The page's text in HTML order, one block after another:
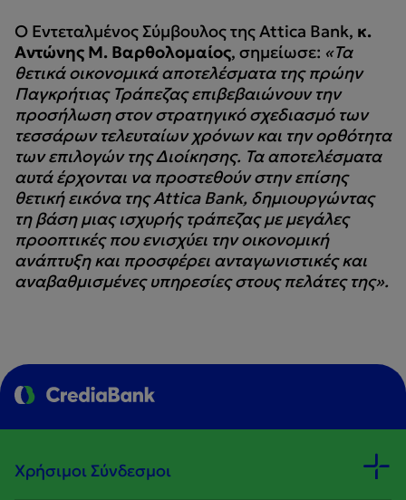
Ο Εντεταλμένος Σύμβουλος της Attica Bank, κ.
Αντώνης Μ. Βαρθολομαίος, σημείωσε: «Τα
θετικά οικονομικά αποτελέσματα της πρώην
Παγκρήτιας Τράπεζας επιβεβαιώνουν την
προσήλωση στον στρατηγικό σχεδιασμό των
τεσσάρων τελευταίων χρόνων και την ορθότητα
των επιλογών της Διοίκησης. Τα αποτελέσματα
αυτά έρχονται να προστεθούν στην επίσης
θετική εικόνα της Attica Bank, δημιουργώντας
τη βάση μιας ισχυρής τράπεζας με μεγάλες
προοπτικές που ενισχύει την οικονομική
ανάπτυξη και προσφέρει ανταγωνιστικές και
αναβαθμισμένες υπηρεσίες στους πελάτες της».
Χρήσιμοι Σύνδεσμοι